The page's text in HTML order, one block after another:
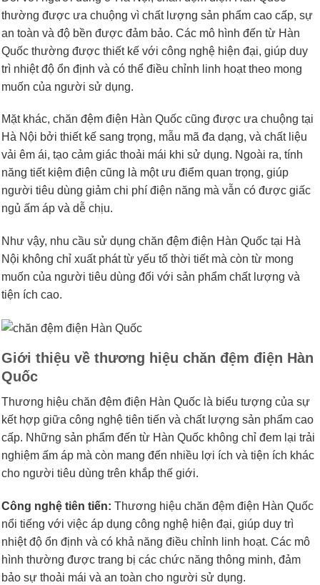
thường được ưa chuộng vì chất lượng sản phẩm cao cấp, sự
an toàn và độ bền được đảm bảo. Các mô hình đến từ Hàn
Quốc thường được thiết kế với công nghệ hiện đại, giúp duy
trì nhiệt độ ổn định và có thể điều chỉnh linh hoạt theo mong
muốn của người sử dụng.
Mặt khác, chăn đệm điện Hàn Quốc cũng được ưa chuộng tại
Hà Nội bởi thiết kế sang trọng, mẫu mã đa dạng, và chất liệu
vải êm ái, tạo cảm giác thoải mái khi sử dụng. Ngoài ra, tính
năng tiết kiệm điện cũng là một ưu điểm quan trọng, giúp
người tiêu dùng giảm chi phí điện năng mà vẫn có được giấc
ngủ ấm áp và dễ chịu.
Như vậy, nhu cầu sử dụng chăn đệm điện Hàn Quốc tại Hà
Nội không chỉ xuất phát từ yếu tố thời tiết mà còn từ mong
muốn của người tiêu dùng đối với sản phẩm chất lượng và
tiện ích cao.
Giới thiệu về thương hiệu chăn đệm điện Hàn
Quốc
Thương hiệu chăn đệm điện Hàn Quốc là biểu tượng của sự
kết hợp giữa công nghệ tiên tiến và chất lượng sản phẩm cao
cấp. Những sản phẩm đến từ Hàn Quốc không chỉ đem lại trải
nghiệm ấm áp mà còn mang đến nhiều lợi ích và tiện ích khác
cho người tiêu dùng trên khắp thế giới.
Công nghệ tiên tiến: Thương hiệu chăn đệm điện Hàn Quốc
nổi tiếng với việc áp dụng công nghệ hiện đại, giúp duy trì
nhiệt độ ổn định và có khả năng điều chỉnh linh hoạt. Các mô
hình thường được trang bị các chức năng thông minh, đảm
bảo sự thoải mái và an toàn cho người sử dụng.